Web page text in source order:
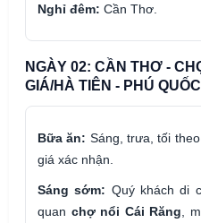
Nghỉ đêm: Cần Thơ.
NGÀY 02: CẦN THƠ -
GIÁ/HÀ TIÊN - PHÚ QUỐC
Bữa ăn: Sáng, trưa, tối
giá xác nhận.
Sáng sớm: Quý khách di
quan chợ nổi Cái Răng ,